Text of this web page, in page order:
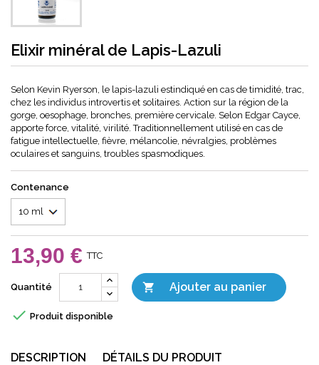
Elixir minéral de Lapis-Lazuli
Selon Kevin Ryerson, le lapis-lazuli estindiqué en cas de timidité, trac,
chez les individus introvertis et solitaires. Action sur la région de la
gorge, oesophage, bronches, première cervicale. Selon Edgar Cayce,
apporte force, vitalité, virilité. Traditionnellement utilisé en cas de
fatigue intellectuelle, fièvre, mélancolie, névralgies, problèmes
oculaires et sanguins, troubles spasmodiques.
Contenance
13,90 € TTC
Quantité  Ajouter au panier
 Produit disponible
DESCRIPTION DÉTAILS DU PRODUIT